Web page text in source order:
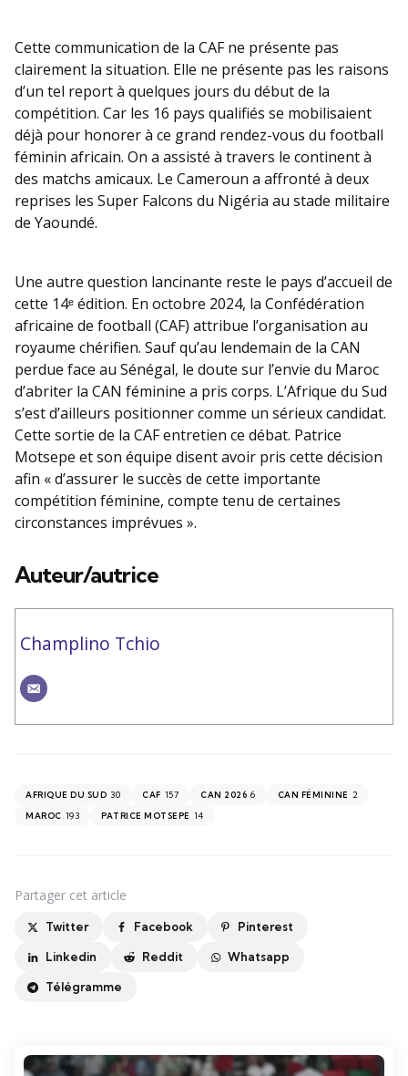
Cette communication de la CAF ne présente pas
clairement la situation. Elle ne présente pas les raisons
d’un tel report à quelques jours du début de la
compétition. Car les 16 pays qualifiés se mobilisaient
déjà pour honorer à ce grand rendez-vous du football
féminin africain. On a assisté à travers le continent à
des matchs amicaux. Le Cameroun a affronté à deux
reprises les Super Falcons du Nigéria au stade militaire
de Yaoundé.
Une autre question lancinante reste le pays d’accueil de
cette 14ᵉ édition. En octobre 2024, la Confédération
africaine de football (CAF) attribue l’organisation au
royaume chérifien. Sauf qu’au lendemain de la CAN
perdue face au Sénégal, le doute sur l’envie du Maroc
d’abriter la CAN féminine a pris corps. L’Afrique du Sud
s’est d’ailleurs positionner comme un sérieux candidat.
Cette sortie de la CAF entretien ce débat. Patrice
Motsepe et son équipe disent avoir pris cette décision
afin « d’assurer le succès de cette importante
compétition féminine, compte tenu de certaines
circonstances imprévues ».
Auteur/autrice
Champlino Tchio
AFRIQUE DU SUD 30 CAF 157 CAN 2026 6 CAN FÉMININE 2
MAROC 193 PATRICE MOTSEPE 14
Partager cet article
Twitter Facebook Pinterest
Linkedin Reddit Whatsapp
Télégramme